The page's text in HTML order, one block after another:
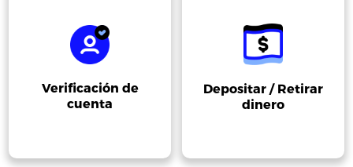
Verificación de
cuenta
Depositar / Retirar
dinero